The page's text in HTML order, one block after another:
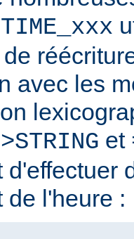
TIME_xxx
avec les
>STRING et
d'effectuer
de l'heure :